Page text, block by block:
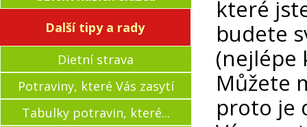
které
budete
(nejlépe
Můžete
proto je
Další tipy a rady
Dietní strava
Potraviny, které Vás zasytí
Tabulky potravin, které...